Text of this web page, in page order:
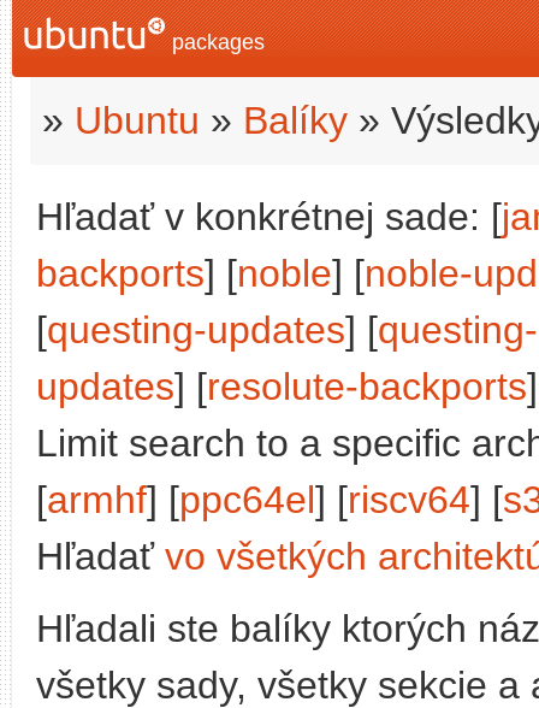
packages
» Ubuntu » Balíky »
Hľadať v konkrétnej sade: [
backports] [noble] [noble-
[questing-updates] [
updates] [resolute-backports
Limit search to a specific
[armhf] [ppc64el] [riscv64] [
Hľadať vo všetkých
Hľadali ste balíky ktorých
všetky sady, všetky sekcie